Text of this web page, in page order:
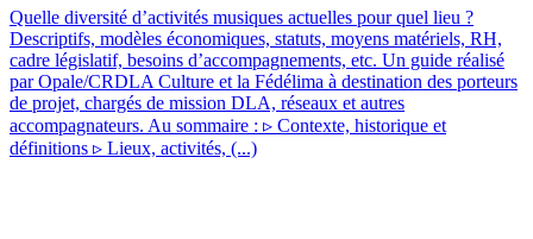
Quelle diversité d’activités musiques actuelles pour quel lieu ?
Descriptifs, modèles économiques, statuts, moyens matériels, RH,
cadre législatif, besoins d’accompagnements, etc. Un guide réalisé
par Opale/CRDLA Culture et la Fédélima à destination des porteurs
de projet, chargés de mission DLA, réseaux et autres
accompagnateurs. Au sommaire : ▹ Contexte, historique et
définitions ▹ Lieux, activités, (...)